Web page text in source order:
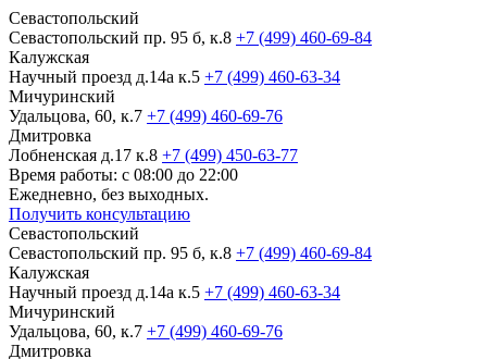
Севастопольский
Севастопольский пр. 95 б, к.8 +7 (499) 460-69-84
Калужская
Научный проезд д.14а к.5 +7 (499) 460-63-34
Мичуринский
Удальцова, 60, к.7 +7 (499) 460-69-76
Дмитровка
Лобненская д.17 к.8 +7 (499) 450-63-77
Время работы: с 08:00 до 22:00
Ежедневно, без выходных.
Получить консультацию
Севастопольский
Севастопольский пр. 95 б, к.8 +7 (499) 460-69-84
Калужская
Научный проезд д.14а к.5 +7 (499) 460-63-34
Мичуринский
Удальцова, 60, к.7 +7 (499) 460-69-76
Дмитровка